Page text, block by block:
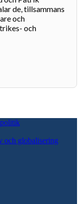
de, tillsammans
och
och
och globalisering